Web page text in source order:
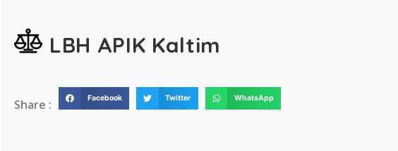
LBH APIK Kaltim
Share : Facebook Twitter WhatsApp